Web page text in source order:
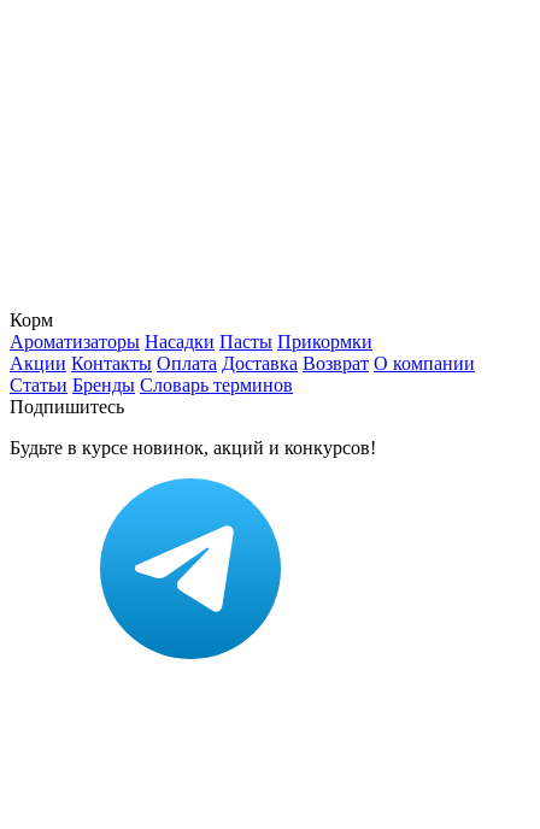
Корм
Ароматизаторы Насадки Пасты Прикормки
Акции Контакты Оплата Доставка Возврат О компании
Статьи Бренды Словарь терминов
Подпишитесь
Будьте в курсе новинок, акций и конкурсов!